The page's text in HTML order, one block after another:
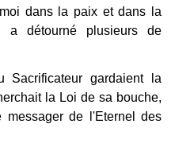
dans la paix et dans la
détourné plusieurs de
Sacrificateur gardaient la
la Loi de sa bouche,
messager de l'Eternel des